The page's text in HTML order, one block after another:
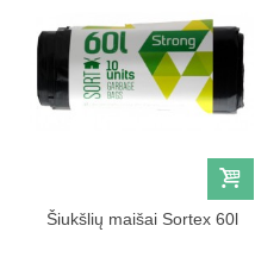
Šiukšlių maišai Sortex 60l